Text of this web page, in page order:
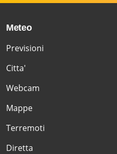
Meteo
Previsioni
Citta'
Webcam
Mappe
Terremoti
Diretta